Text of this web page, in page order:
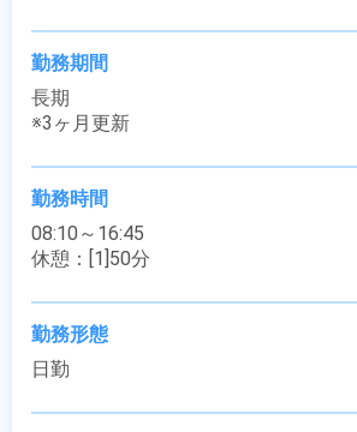
勤務期間
長期
※3ヶ月更新
勤務時間
08:10～16:45
休憩：[1]50分
勤務形態
日勤